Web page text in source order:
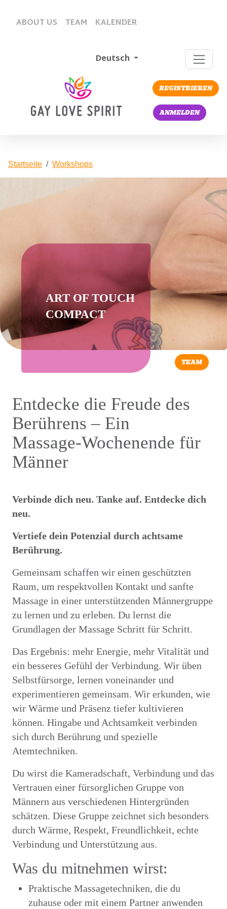
ABOUT US TEAM KALENDER
Deutsch
REGISTRIEREN
ANMELDEN
Startseite Workshops
ART OF TOUCH
COMPACT
TEAM
Entdecke die Freude des
Berührens – Ein
Massage‑Wochenende für
Männer
Verbinde dich neu. Tanke auf. Entdecke dich
neu.
Vertiefe dein Potenzial durch achtsame
Berührung.
Gemeinsam schaffen wir einen geschützten
Raum, um respektvollen Kontakt und sanfte
Massage in einer unterstützenden Männergruppe
zu lernen und zu erleben. Du lernst die
Grundlagen der Massage Schritt für Schritt.
Das Ergebnis: mehr Energie, mehr Vitalität und
ein besseres Gefühl der Verbindung. Wir üben
Selbstfürsorge, lernen voneinander und
experimentieren gemeinsam. Wir erkunden, wie
wir Wärme und Präsenz tiefer kultivieren
können. Hingabe und Achtsamkeit verbinden
sich durch Berührung und spezielle
Atemtechniken.
Du wirst die Kameradschaft, Verbindung und das
Vertrauen einer fürsorglichen Gruppe von
Männern aus verschiedenen Hintergründen
schätzen. Diese Gruppe zeichnet sich besonders
durch Wärme, Respekt, Freundlichkeit, echte
Verbindung und Unterstützung aus.
Was du mitnehmen wirst:
Praktische Massagetechniken, die du
zuhause oder mit einem Partner anwenden